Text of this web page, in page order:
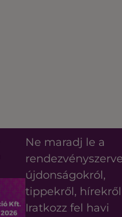
Ne maradj le a
újdonságokról,
tippekről,
Iratkozz fel havi